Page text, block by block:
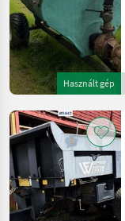
Használt gép